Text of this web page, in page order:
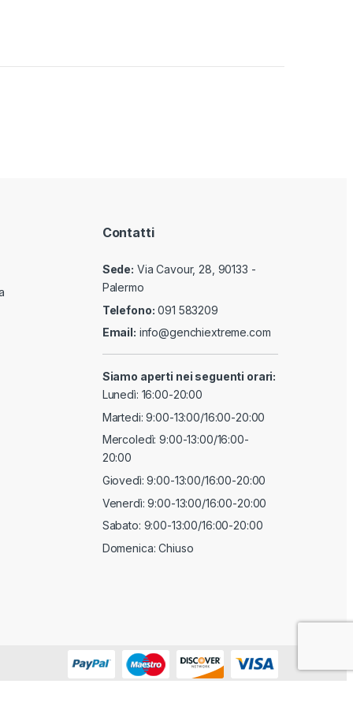
Contatti
Sede: Via Cavour, 28, 90133 -
Palermo
Telefono: 091 583209
Email: info@genchiextreme.com
Siamo aperti nei seguenti orari:
Lunedì: 16:00-20:00
Martedi: 9:00-13:00/16:00-20:00
Mercoledì: 9:00-13:00/16:00-
20:00
Giovedì: 9:00-13:00/16:00-20:00
Venerdì: 9:00-13:00/16:00-20:00
Sabato: 9:00-13:00/16:00-20:00
Domenica: Chiuso